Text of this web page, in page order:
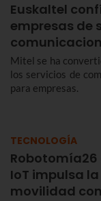
Euskaltel
empresas de
Mitel se ha
los servicios de
para empresas.
TECNOLOGÍA
IoT impulsa
movilidad